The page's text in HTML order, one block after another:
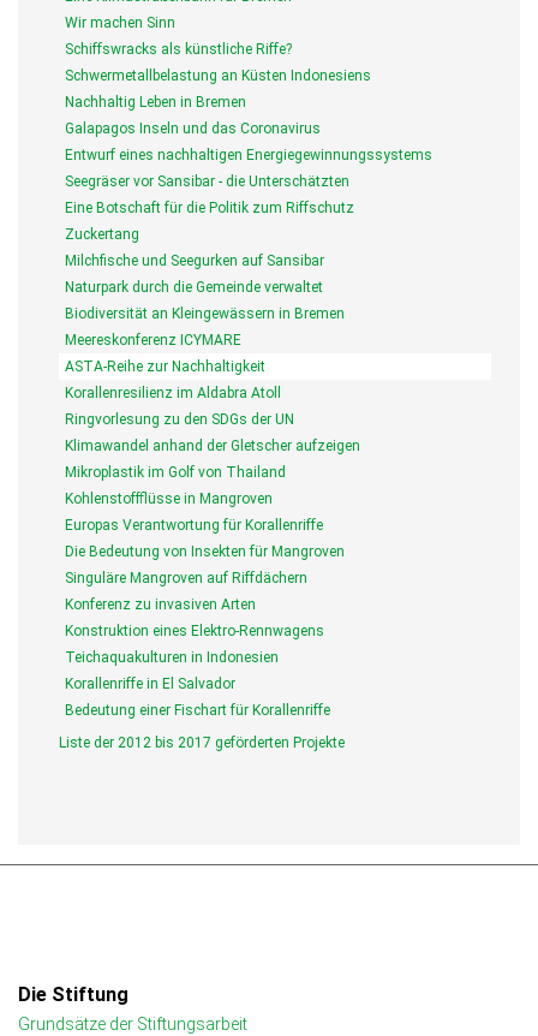
Wir machen Sinn
Schiffswracks als künstliche Riffe?
Schwermetallbelastung an Küsten Indonesiens
Nachhaltig Leben in Bremen
Galapagos Inseln und das Coronavirus
Entwurf eines nachhaltigen Energiegewinnungssystems
Seegräser vor Sansibar - die Unterschätzten
Eine Botschaft für die Politik zum Riffschutz
Zuckertang
Milchfische und Seegurken auf Sansibar
Naturpark durch die Gemeinde verwaltet
Biodiversität an Kleingewässern in Bremen
Meereskonferenz ICYMARE
ASTA-Reihe zur Nachhaltigkeit
Korallenresilienz im Aldabra Atoll
Ringvorlesung zu den SDGs der UN
Klimawandel anhand der Gletscher aufzeigen
Mikroplastik im Golf von Thailand
Kohlenstoffflüsse in Mangroven
Europas Verantwortung für Korallenriffe
Die Bedeutung von Insekten für Mangroven
Singuläre Mangroven auf Riffdächern
Konferenz zu invasiven Arten
Konstruktion eines Elektro-Rennwagens
Teichaquakulturen in Indonesien
Korallenriffe in El Salvador
Bedeutung einer Fischart für Korallenriffe
Liste der 2012 bis 2017 geförderten Projekte
Die Stiftung
Grundsätze der Stiftungsarbeit